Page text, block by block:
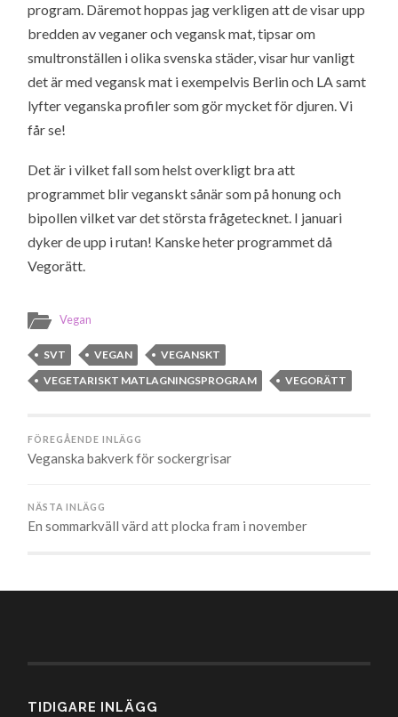
program. Däremot hoppas jag verkligen att de visar upp
bredden av veganer och vegansk mat, tipsar om
smultronställen i olika svenska städer, visar hur vanligt
det är med vegansk mat i exempelvis Berlin och LA samt
lyfter veganska profiler som gör mycket för djuren. Vi
får se!
Det är i vilket fall som helst overkligt bra att
programmet blir veganskt sånär som på honung och
bipollen vilket var det största frågetecknet. I januari
dyker de upp i rutan! Kanske heter programmet då
Vegorätt.
Vegan
SVT VEGAN
VEGANSKT
VEGETARISKT MATLAGNINGSPROGRAM
VEGORÄTT
FÖREGÅENDE INLÄGG
Veganska bakverk för sockergrisar
NÄSTA INLÄGG
En sommarkväll värd att plocka fram i november
TIDIGARE INLÄGG